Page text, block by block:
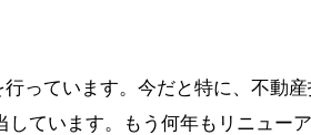
っています。今だと特に、不動
ています。もう何年もリニュー